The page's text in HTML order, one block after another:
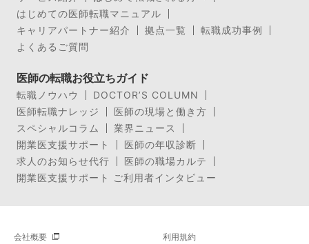
はじめての医師転職マニュアル
キャリアパートナー紹介
拠点一覧
転職成功事例
よくあるご質問
医師の転職お役立ちガイド
転職ノウハウ
DOCTOR’S COLUMN
医師転職ナレッジ
医師の現場と働き方
スペシャルコラム
業界ニュース
開業医支援サポート
医師の年収診断
求人のお知らせ代行
医師の職場カルテ
開業医支援サポート ご利用者インタビュー
会社概要 利用規約